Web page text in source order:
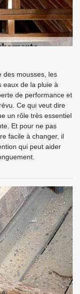
des mousses, les
eaux de la pluie à
de performance et
Ce qui veut dire
un rôle très essentiel
Et pour ne pas
facile à changer, il
qui peut aider